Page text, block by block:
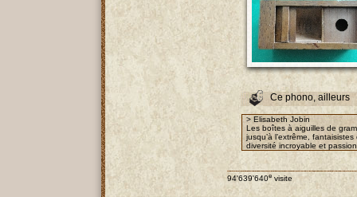
Ce phono, ailleurs
> Elisabeth Jobin
Les boîtes à aiguilles de
jusqu’à l’extrême,
diversité incroyable et
94'639'640e visite